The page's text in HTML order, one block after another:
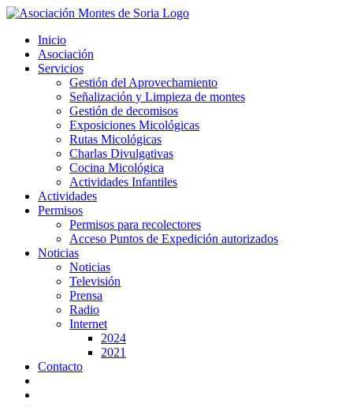
Saltar
contenido
Inicio
Asociación
Servicios
Gestión del Aprovechamiento
Señalización y Limpieza de montes
Gestión de decomisos
Exposiciones Micológicas
Rutas Micológicas
Charlas Divulgativas
Cocina Micológica
Actividades Infantiles
Actividades
Permisos
Permisos para recolectores
Acceso Puntos de Expedición autorizados
Noticias
Noticias
Televisión
Prensa
Radio
Internet
2024
2021
Contacto